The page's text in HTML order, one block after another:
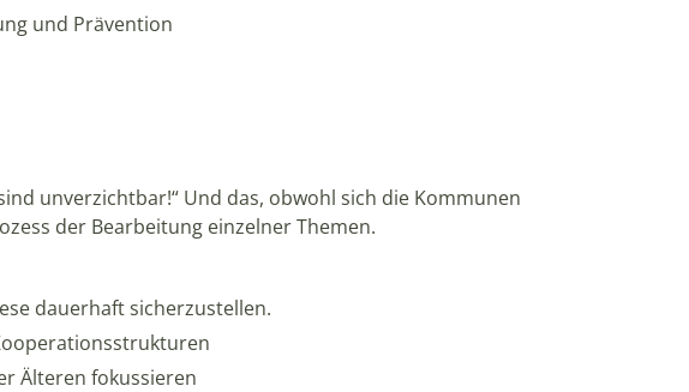
und Prävention
unverzichtbar!“ Und das, obwohl sich die Kommunen
der Bearbeitung einzelner Themen.
dauerhaft sicherzustellen.
Älteren fokussieren